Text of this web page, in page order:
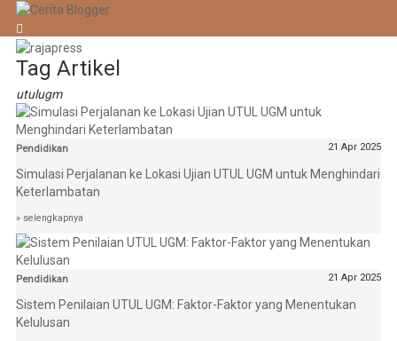
Tag Artikel
utulugm
Pendidikan 21 Apr 2025
Simulasi Perjalanan ke Lokasi Ujian UTUL UGM untuk Menghindari
Keterlambatan
» selengkapnya
Pendidikan 21 Apr 2025
Sistem Penilaian UTUL UGM: Faktor-Faktor yang Menentukan
Kelulusan